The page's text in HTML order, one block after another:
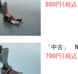
880円(税
「中古」
790円(税